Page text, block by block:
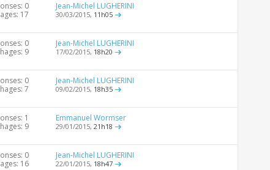
0
17
Jean-Michel LUGHERINI
30/03/2015, 11h05
0
9
Jean-Michel LUGHERINI
17/02/2015, 18h20
0
7
Jean-Michel LUGHERINI
09/02/2015, 18h35
1
9
Emmanuel Wormser
29/01/2015,21h18
0
16
Jean-Michel LUGHERINI
22/01/2015, 18h47